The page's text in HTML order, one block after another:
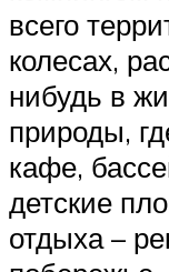
всего
колесах,
нибудь в
природы,
кафе,
детские
отдыха –